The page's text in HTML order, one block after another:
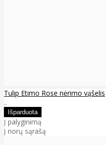
Tulip Etimo Rose nėrimo vąšelis
..
Į palyginimą
Į norų sąrašą